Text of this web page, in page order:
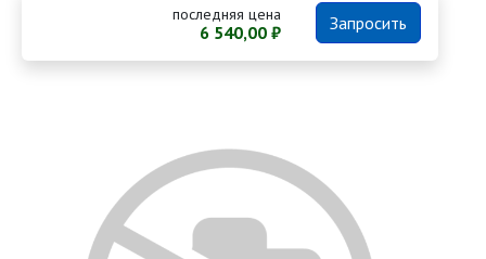
последняя цена
6 540,00 ₽ Запросить